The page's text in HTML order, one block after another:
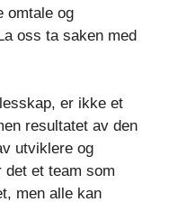
omtale og
oss ta saken med
er ikke et
resultatet av den
utviklere og
det et team som
men alle kan